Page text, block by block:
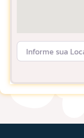
Informe sua